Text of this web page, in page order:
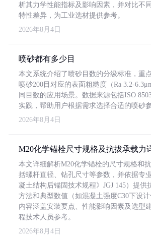
析其力学性能指标及影响因素，并对比不
特性差异，为工业选材提供参考。
2026年8月4日
喷砂都有多少目
本文系统介绍了喷砂目数的分级标准，重
喷砂200目对应的表面粗糙度（Ra 3.2-
同目数的应用场景。数据来源包括ISO
实践，帮助用户根据需求选择合适的喷砂参
2026年8月4日
M20化学锚栓尺寸规格及抗拔承载力
本文详细解析M20化学锚栓的尺寸规格和
括螺杆直径、钻孔尺寸等参数，并依据专
凝土结构后锚固技术规程》JGJ 145）提供
方法和典型数值（如混凝土强度C30下设计
内容涵盖安装要点、性能影响因素及选型
程技术人员参考。
2026年8月4日